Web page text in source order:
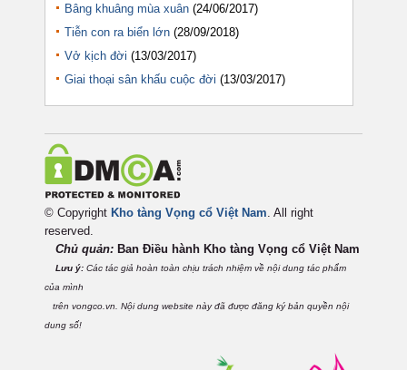
Bâng khuâng mùa xuân (24/06/2017)
Tiễn con ra biển lớn (28/09/2018)
Vở kịch đời (13/03/2017)
Giai thoại sân khấu cuộc đời (13/03/2017)
© Copyright Kho tàng Vọng cổ Việt Nam. All right
reserved.
Chủ quản: Ban Điều hành Kho tàng Vọng cổ Việt Nam
Lưu ý: Các tác giả hoàn toàn chịu trách nhiệm về nội dung tác phẩm
của mình
trên vongco.vn. Nội dung website này đã được đăng ký bản quyền nội
dung số!